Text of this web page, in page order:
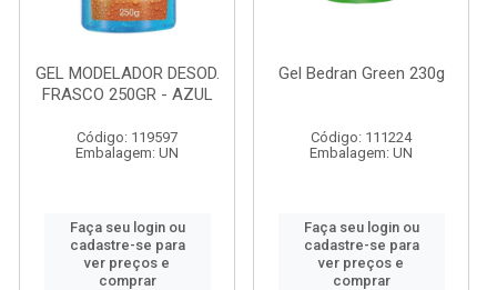
GEL MODELADOR DESOD.
FRASCO 250GR - AZUL
Código: 119597
Embalagem: UN
Faça seu login ou
cadastre-se para
ver preços e
comprar
Gel Bedran Green 230g
Código: 111224
Embalagem: UN
Faça seu login ou
cadastre-se para
ver preços e
comprar